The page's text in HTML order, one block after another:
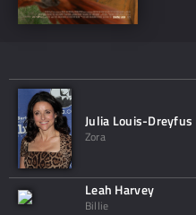
Julia Louis-Dreyfus
Zora
Leah Harvey
Billie